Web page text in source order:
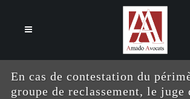
En cas de contestation du
groupe de reclassement, le